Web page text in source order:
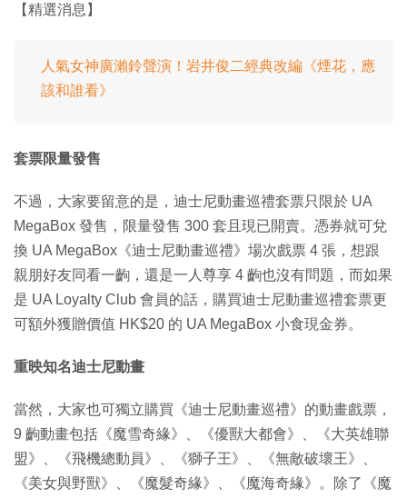
【精選消息】
人氣女神廣瀨鈴聲演！岩井俊二經典改編《煙花，應
該和誰看》
套票限量發售
不過，大家要留意的是，迪士尼動畫巡禮套票只限於 UA
MegaBox 發售，限量發售 300 套且現已開賣。憑券就可兌
換 UA MegaBox《迪士尼動畫巡禮》場次戲票 4 張，想跟
親朋好友同看一齣，還是一人尊享 4 齣也沒有問題，而如果
是 UA Loyalty Club 會員的話，購買迪士尼動畫巡禮套票更
可額外獲贈價值 HK$20 的 UA MegaBox 小食現金券。
重映知名迪士尼動畫
當然，大家也可獨立購買《迪士尼動畫巡禮》的動畫戲票，
9 齣動畫包括《魔雪奇緣》、《優獸大都會》、《大英雄聯
盟》、《飛機總動員》、《獅子王》、《無敵破壞王》、
《美女與野獸》、《魔髮奇緣》、《魔海奇緣》。除了《魔